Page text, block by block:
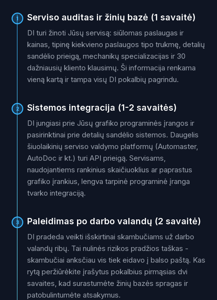
1 Serviso auditas ir žinių bazė (1 savaitė)
DI turi žinoti Jūsų servisą: siūlomas paslaugas ir
kainas, tipinę kiekvieno paslaugos tipo trukmę, detalių
sandėlio prieigą, mechanikų specializacijas ir 30
dažniausių kliento klausimų. Ši informacija renkama
vieną kartą ir tampa visų DI pokalbių pagrindu.
2 Sistemos integracija (1-2 savaitės)
DI jungiasi prie Jūsų grafiko programinės įrangos ir
pasirinktinai prie detalių sandėlio sistemos. Daugelis
šiuolaikinių serviso valdymo platformų (Automaster,
AutoDoc ir kt.) turi API prieigą. Servisams,
naudojantiems rankinius skaičiuoklius ar paprastus
grafiko įrankius, lengva tarpinė programinė įranga
tvarko integraciją.
3 Paleidimas po darbo valandų (2 savaitė)
DI pradeda veikti išskirtinai skambučiams už darbo
valandų ribų. Tai nulinės rizikos pradžios taškas -
skambučiai anksčiau vis tiek eidavo į balso paštą. Kas
rytą peržiūrėkite įrašytus pokalbius pirmąsias dvi
savaites, kad surastumėte žinių bazės spragas ir
patobulintumėte atsakymus.